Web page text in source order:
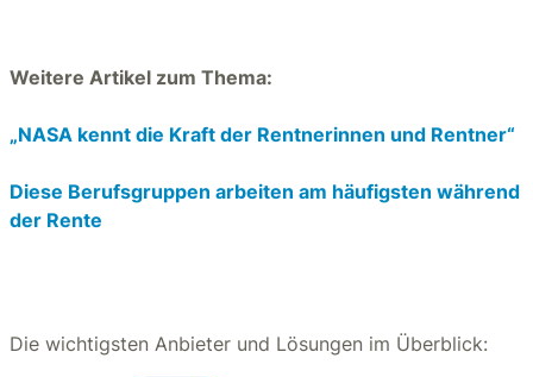
Weitere Artikel zum Thema:
„NASA kennt die Kraft der Rentnerinnen und Rentner“
Diese Berufsgruppen arbeiten am häufigsten während
der Rente
Die wichtigsten Anbieter und Lösungen im Überblick: